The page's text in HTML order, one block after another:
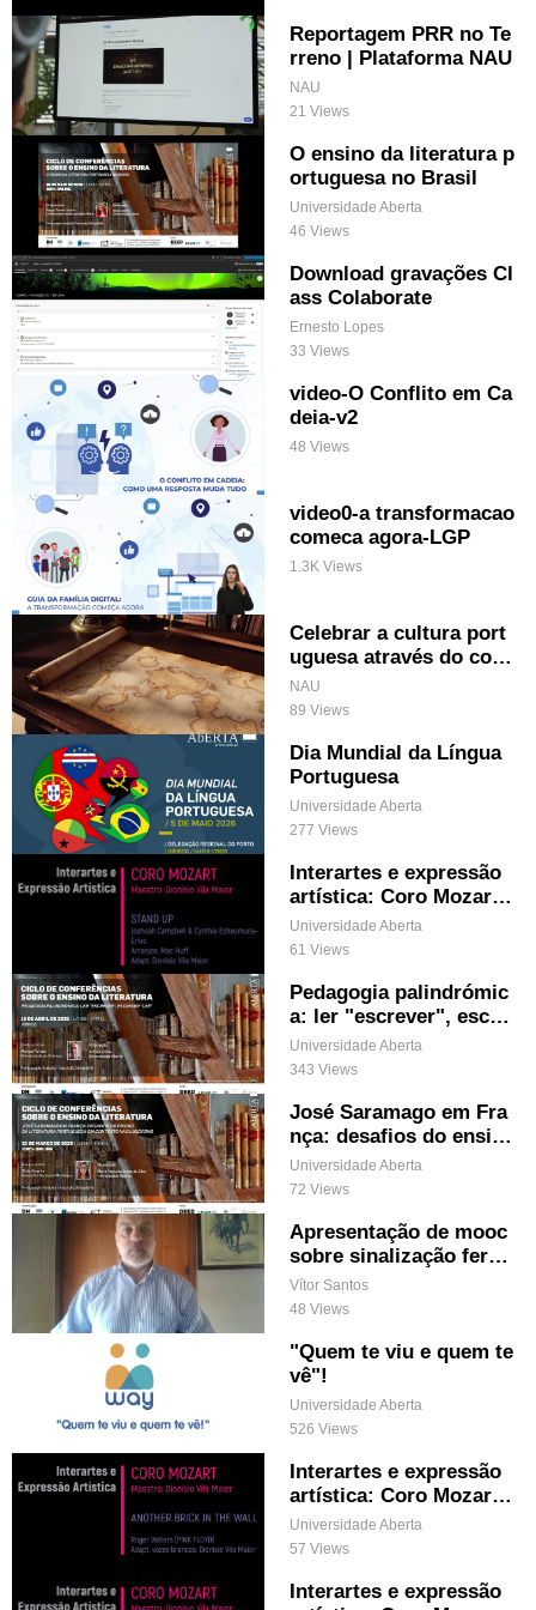
Reportagem PRR no Te
rreno | Plataforma NAU
NAU
21 Views
O ensino da literatura p
ortuguesa no Brasil
Universidade Aberta
46 Views
Download gravações Cl
ass Colaborate
Ernesto Lopes
33 Views
video-O Conflito em Ca
deia-v2
48 Views
video0-a transformacao
comeca agora-LGP
1.3K Views
Celebrar a cultura port
uguesa através do conh
ecimento (legendado)
NAU
89 Views
Dia Mundial da Língua
Portuguesa
Universidade Aberta
277 Views
Interartes e expressão
artística: Coro Mozart
& Stand Up
Universidade Aberta
61 Views
Pedagogia palindrómic
a: ler "escrever", escre
ver "ler"
Universidade Aberta
343 Views
José Saramago em Fra
nça: desafios do ensino
da literatura portugues
a em contexto não lusó
Universidade Aberta
72 Views
Apresentação de mooc
sobre sinalização ferro
viária nacional
Vítor Santos
48 Views
"Quem te viu e quem te
vê"!
Universidade Aberta
526 Views
Interartes e expressão
artística: Coro Mozart
& Another Brick In The
Wall
Universidade Aberta
57 Views
Interartes e expressão